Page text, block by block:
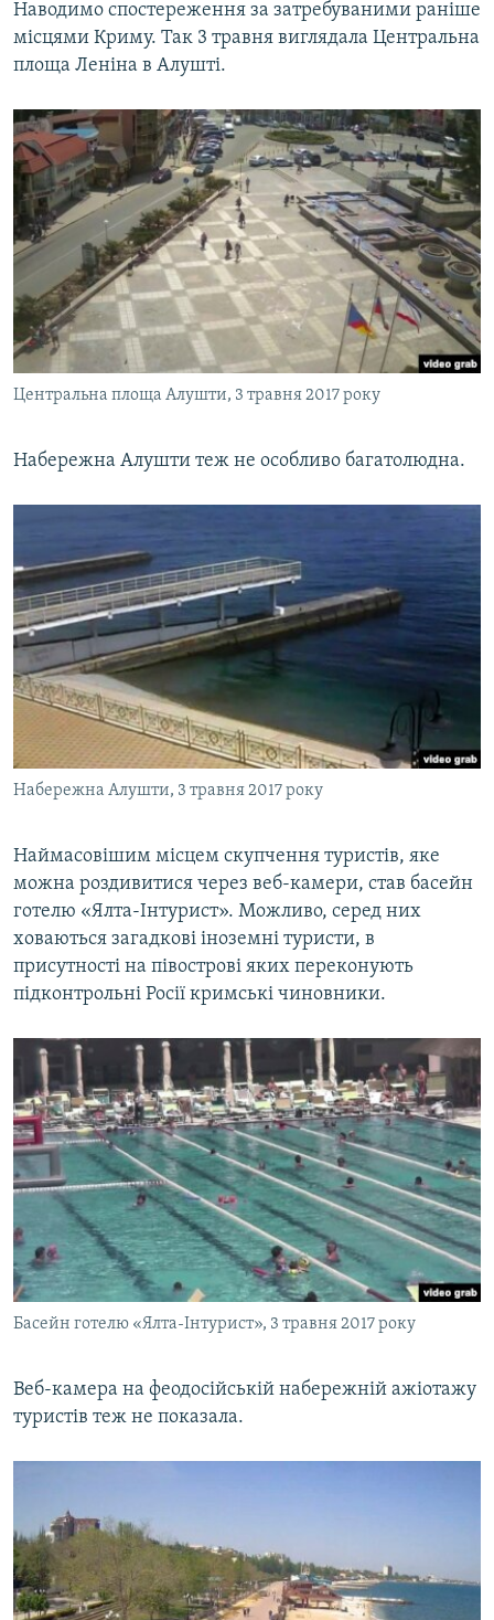
Наводимо спостереження за затребуваними раніше
місцями Криму. Так 3 травня виглядала Центральна
площа Леніна в Алушті.
Центральна площа Алушти, 3 травня 2017 року
Набережна Алушти теж не особливо багатолюдна.
Набережна Алушти, 3 травня 2017 року
Наймасовішим місцем скупчення туристів, яке
можна роздивитися через веб-камери, став басейн
готелю «Ялта-Інтурист». Можливо, серед них
ховаються загадкові іноземні туристи, в
присутності на півострові яких переконують
підконтрольні Росії кримські чиновники.
Басейн готелю «Ялта-Інтурист», 3 травня 2017 року
Веб-камера на феодосійській набережній ажіотажу
туристів теж не показала.